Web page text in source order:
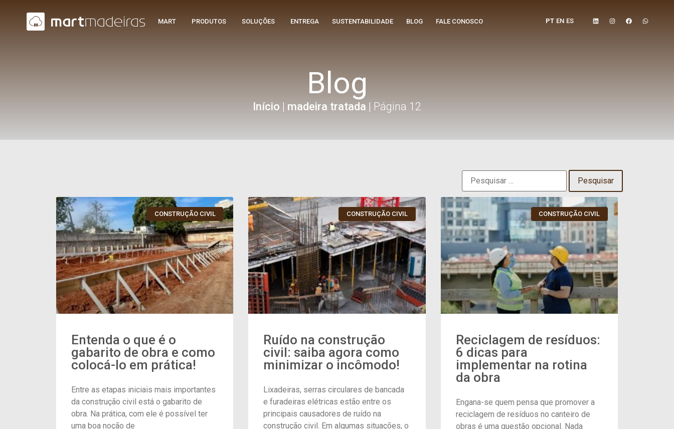
MART PRODUTOS SOLUÇÕES ENTREGA SUSTENTABILIDADE BLOG FALE CONOSCO PT EN ES
Blog
Início | madeira tratada | Página 12
CONSTRUÇÃO CIVIL
Entenda o que é o
gabarito de obra e como
colocá-lo em prática!
Entre as etapas iniciais mais importantes
da construção civil está o gabarito de
obra. Na prática, com ele é possível ter
uma boa noção de
CONSTRUÇÃO CIVIL
Ruído na construção
civil: saiba agora como
minimizar o incômodo!
Lixadeiras, serras circulares de bancada
e furadeiras elétricas estão entre os
principais causadores de ruído na
construção civil. Em algumas situações, o
CONSTRUÇÃO CIVIL
Reciclagem de resíduos:
6 dicas para
implementar na rotina
da obra
Engana-se quem pensa que promover a
reciclagem de resíduos no canteiro de
obras é uma questão opcional. Nada